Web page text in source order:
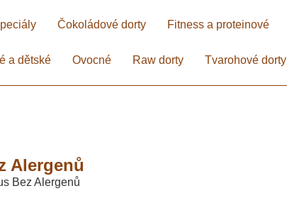
Čokoládové dorty Fitness a proteinové
a dětské Ovocné Raw dorty Tvarohové dorty
Alergenů​
Bez Alergenů​